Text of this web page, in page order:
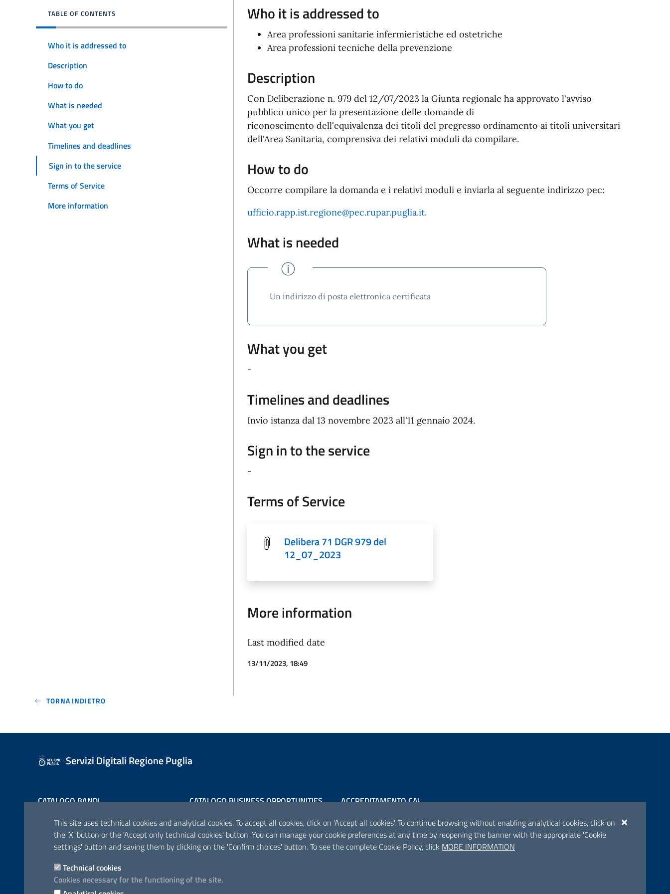
This site uses technical cookies and analytical cookies. To accept all cookies, click on 'Accept all cookies'. To continue browsing without enabling analytical cookies, click on
the 'X' button or the 'Accept only technical cookies' button. You can manage your cookie preferences at any time by reopening the banner with the appropriate 'Cookie
settings' button and saving them by clicking on the 'Confirm choices' button. To see the complete Cookie Policy, click MORE INFORMATION
Technical cookies
Cookies necessary for the functioning of the site.
TABLE OF CONTENTS
Who it is addressed to
Description
How to do
What is needed
What you get
Timelines and deadlines
Sign in to the service
Terms of Service
More information
Who it is addressed to
Area professioni sanitarie infermieristiche ed ostetriche
Area professioni tecniche della prevenzione
Description
Con Deliberazione n. 979 del 12/07/2023 la Giunta regionale ha approvato l'avviso
pubblico unico per la presentazione delle domande di
riconoscimento dell'equivalenza dei titoli del pregresso ordinamento ai titoli universitari
dell'Area Sanitaria, comprensiva dei relativi moduli da compilare.
How to do
Occorre compilare la domanda e i relativi moduli e inviarla al seguente indirizzo pec:
ufficio.rapp.ist.regione@pec.rupar.puglia.it.
What is needed
Un indirizzo di posta elettronica certificata
What you get
-
Timelines and deadlines
Invio istanza dal 13 novembre 2023 all'11 gennaio 2024.
Sign in to the service
-
Terms of Service
Delibera 71 DGR 979 del
12_07_2023
More information
Last modified date
13/11/2023, 18:49
TORNA INDIETRO
Servizi Digitali Regione Puglia
CATALOGO BANDI CATALOGO BUSINESS OPPORTUNITIES
ACCREDITAMENTO CAI
Scheda informativa accreditamento
CONTATTI E INDIRIZZI
Lungomare N. Sauro, 33 - 70121 Bari